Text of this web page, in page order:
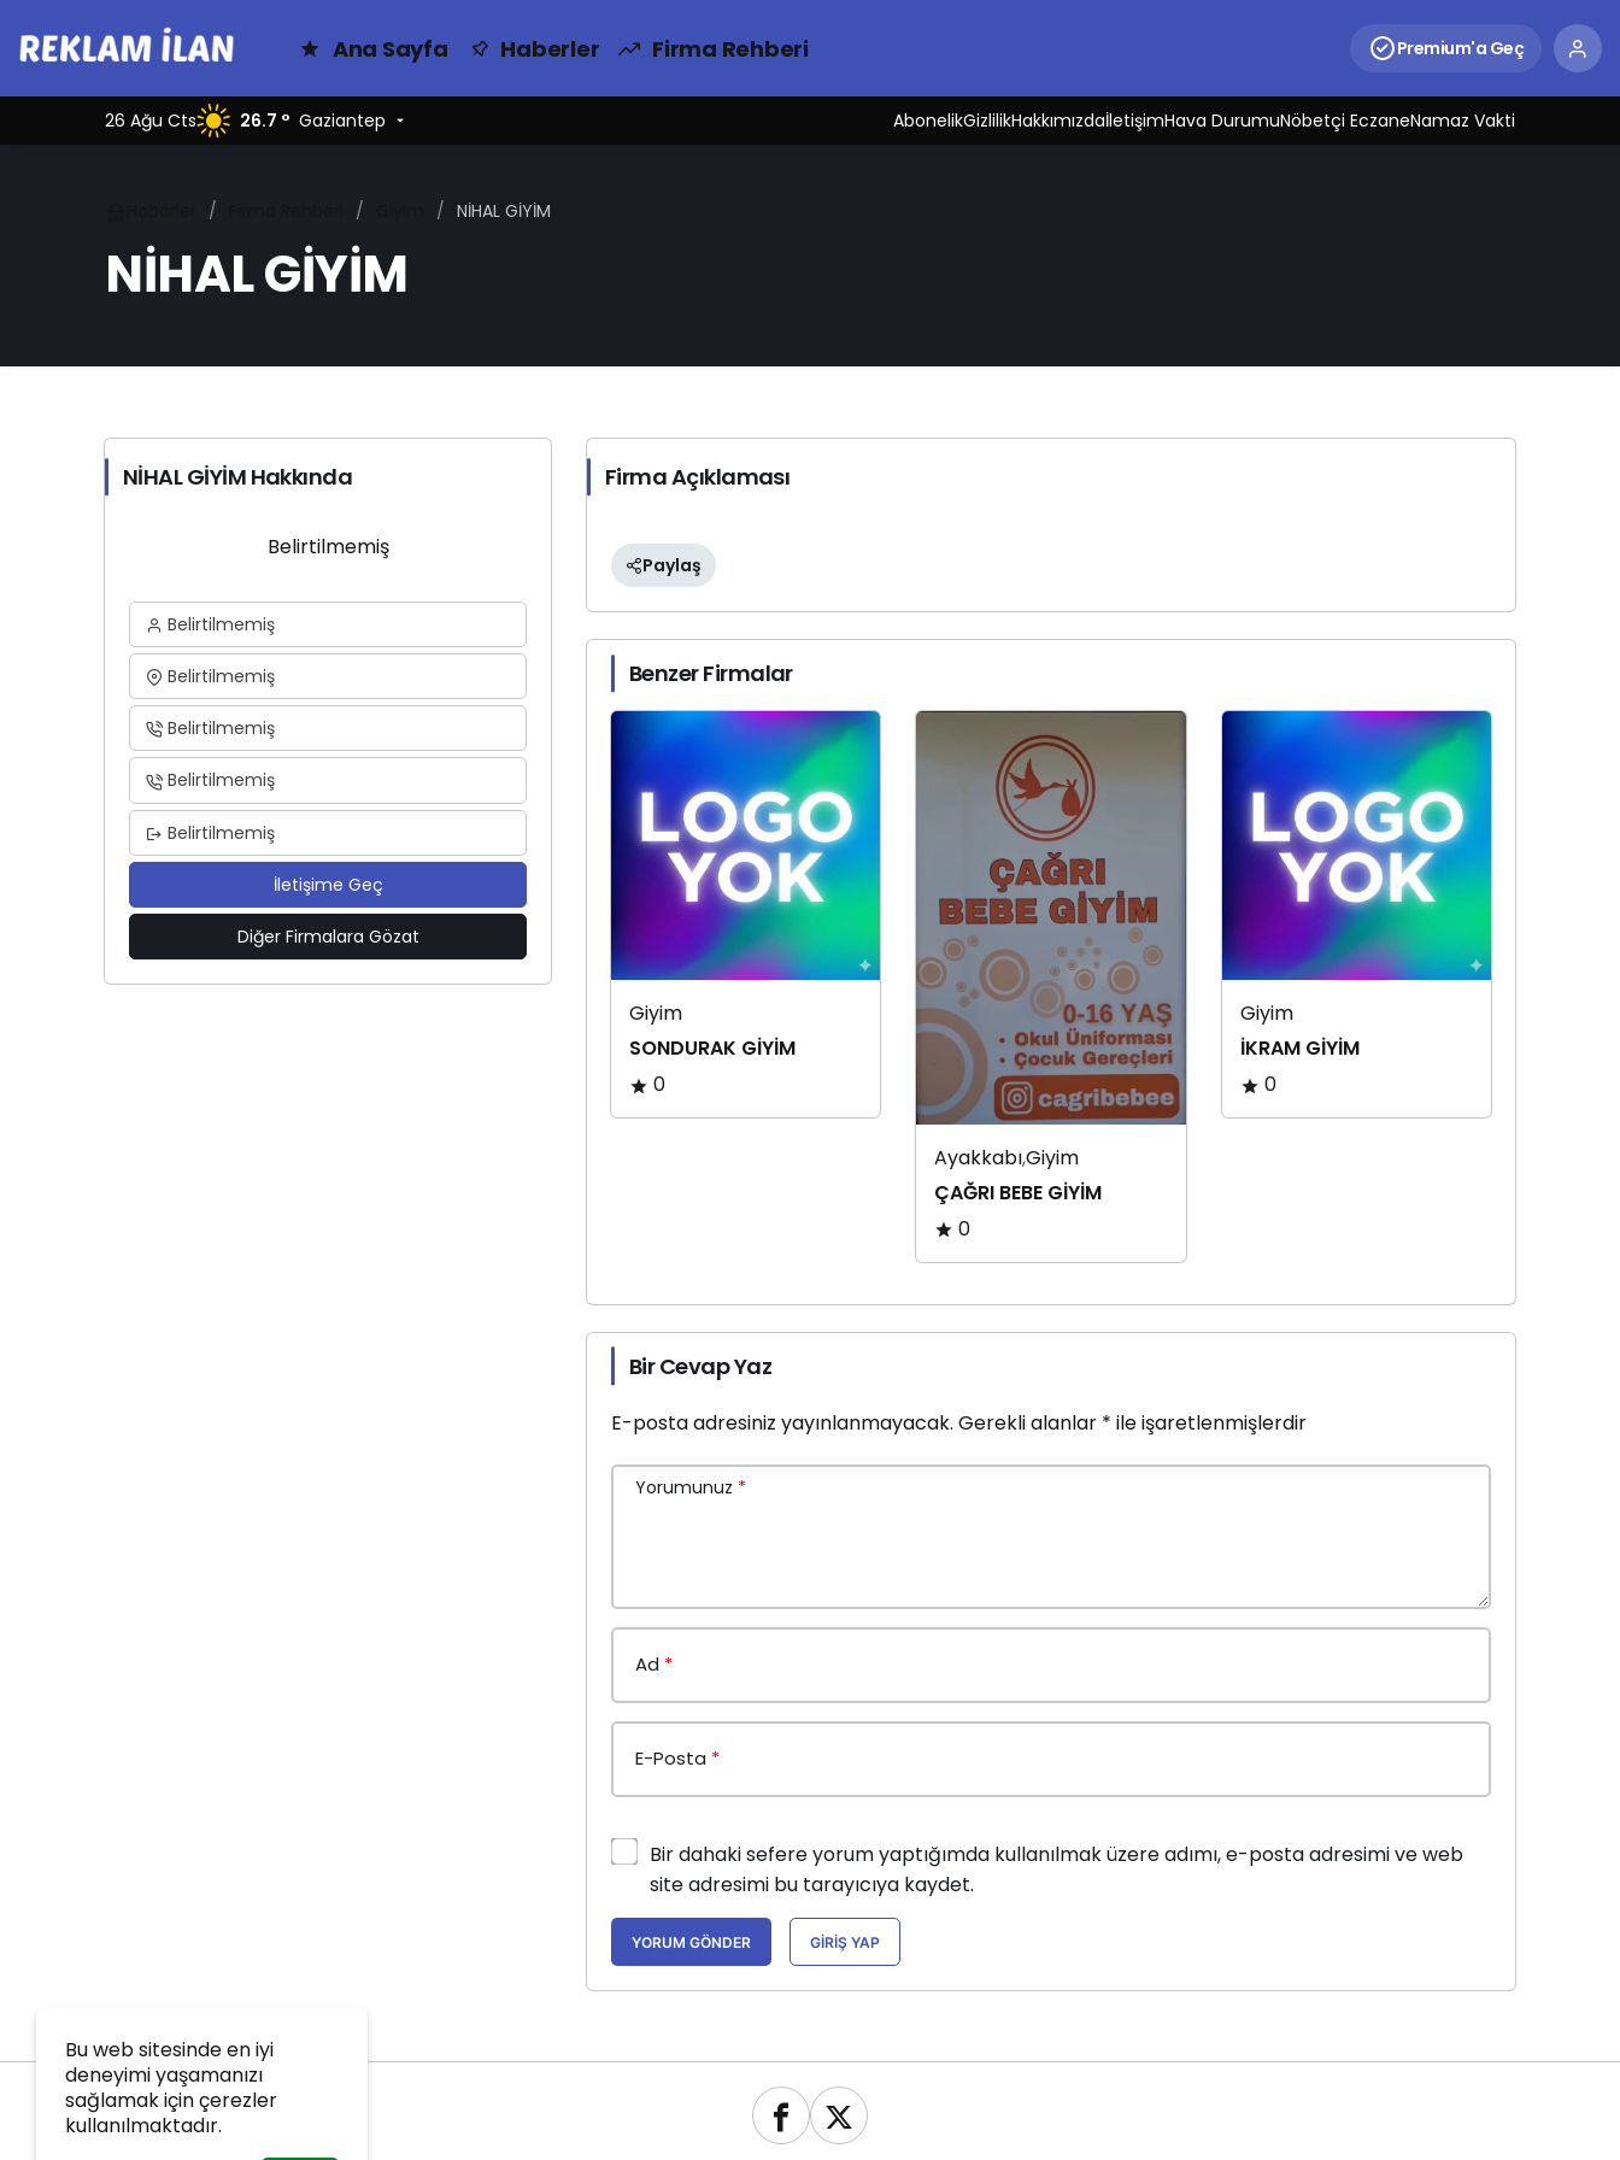
Ana Sayfa Haberler Firma Rehberi Premium'a Geç
26 Ağu Cts 26.7 ° Gaziantep AbonelikGizlilikHakkımızdaİletişimHava DurumuNöbetçi EczaneNamaz Vakti
NİHAL GİYİM
NİHAL GİYİM
NİHAL GİYİM Hakkında
Belirtilmemiş
Belirtilmemiş
Belirtilmemiş
Belirtilmemiş
Belirtilmemiş
Belirtilmemiş
İletişime Geç
Diğer Firmalara Gözat
Firma Açıklaması
Paylaş
Benzer Firmalar
Giyim
SONDURAK GİYİM
0
Ayakkabı,Giyim
ÇAĞRI BEBE GİYİM
0
Giyim
İKRAM GİYİM
0
Bir Cevap Yaz
E-posta adresiniz yayınlanmayacak. Gerekli alanlar * ile işaretlenmişlerdir
Yorumunuz *
Ad *
E-Posta *
Bir dahaki sefere yorum yaptığımda kullanılmak üzere adımı, e-posta adresimi ve web
site adresimi bu tarayıcıya kaydet.
YORUM GÖNDER GIRIŞ YAP
Bu web sitesinde en iyi
deneyimi yaşamanızı
sağlamak için çerezler
kullanılmaktadır.